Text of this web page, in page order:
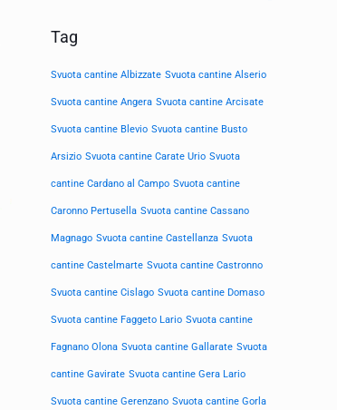
Tag
Svuota cantine Albizzate Svuota cantine Alserio
Svuota cantine Angera Svuota cantine Arcisate
Svuota cantine Blevio Svuota cantine Busto
Arsizio Svuota cantine Carate Urio Svuota
cantine Cardano al Campo Svuota cantine
Caronno Pertusella Svuota cantine Cassano
Magnago Svuota cantine Castellanza Svuota
cantine Castelmarte Svuota cantine Castronno
Svuota cantine Cislago Svuota cantine Domaso
Svuota cantine Faggeto Lario Svuota cantine
Fagnano Olona Svuota cantine Gallarate Svuota
cantine Gavirate Svuota cantine Gera Lario
Svuota cantine Gerenzano Svuota cantine Gorla